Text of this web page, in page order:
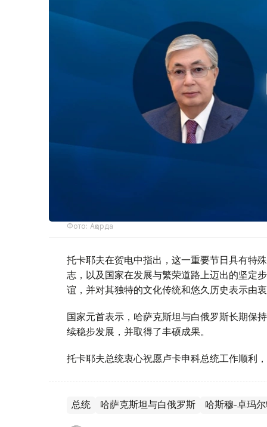
Фото: Ақорда
托卡耶夫在贺电中指出，这一重要节日具有特
志，以及国家在发展与繁荣道路上迈出的坚定
谊，并对其独特的文化传统和悠久历史表示由衷
国家元首表示，哈萨克斯坦与白俄罗斯长期保
续稳步发展，并取得了丰硕成果。
托卡耶夫总统衷心祝愿卢卡申科总统工作顺利
总统 哈萨克斯坦与白俄罗斯 哈斯穆-卓玛尔